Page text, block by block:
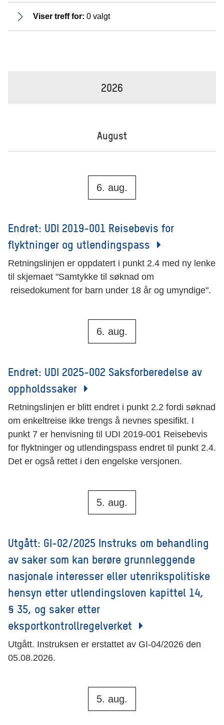
Viser treff for: 0 valgt
2026
August
6. aug.
Endret: UDI 2019-001 Reisebevis for
flyktninger og utlendingspass
Retningslinjen er oppdatert i punkt 2.4 med ny lenke
til skjemaet "Samtykke til søknad om
reisedokument for barn under 18 år og umyndige".
6. aug.
Endret: UDI 2025-002 Saksforberedelse av
oppholdssaker
Retningslinjen er blitt endret i punkt 2.2 fordi søknad
om enkeltreise ikke trengs å nevnes spesifikt. I
punkt 7 er henvisning til UDI 2019-001 Reisebevis
for flyktninger og utlendingspass endret til punkt 2.4.
Det er også rettet i den engelske versjonen.
5. aug.
Utgått: GI-02/2025 Instruks om behandling
av saker som kan berøre grunnleggende
nasjonale interesser eller utenrikspolitiske
hensyn etter utlendingsloven kapittel 14,
§ 35, og saker etter
eksportkontrollregelverket
Utgått. Instruksen er erstattet av GI-04/2026 den
05.08.2026.
5. aug.